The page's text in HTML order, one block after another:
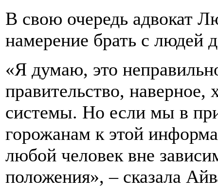
В свою очередь адвокат
намерение брать с людей
«Я думаю, это
правительство, наверное,
системы. Но если мы в
горожанам к этой
любой человек вне
положения», – сказала